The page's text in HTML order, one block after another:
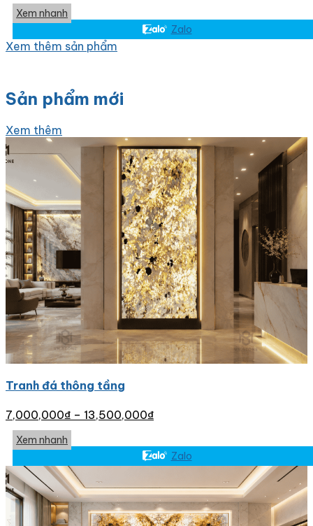
Xem nhanh
Zalo
Xem thêm sản phẩm
Sản phẩm mới
Xem thêm
Tranh đá thông tầng
7,000,000₫ – 13,500,000₫
Xem nhanh
Zalo